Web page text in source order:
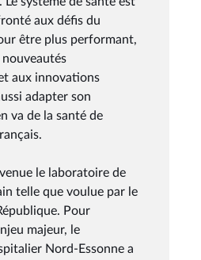
aux défis du
être plus performant,
aux innovations
adapter son
va de la santé de
le laboratoire de
telle que voulue par le
Pour
majeur, le
Nord-Essonne a